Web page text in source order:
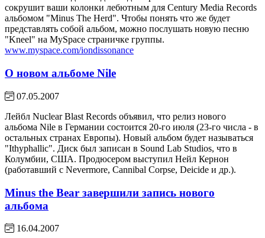
сокрушит ваши колонки лебютным для Century Media Records
альбомом "Minus The Herd". Чтобы понять что же будет
представлять собой альбом, можно послушать новую песню
"Kneel" на MySpace страничке группы.
www.myspace.com/iondissonance
О новом альбоме Nile
07.05.2007
Лейбл Nuclear Blast Records объявил, что релиз нового
альбома Nile в Германии состоится 20-го июля (23-го числа - в
остальных странах Европы). Новый альбом будет называться
"Ithyphallic". Диск был записан в Sound Lab Studios, что в
Колумбии, США. Продюсером выступил Нейл Кернон
(работавший с Nevermore, Cannibal Corpse, Deicide и др.).
Minus the Bear завершили запись нового
альбома
16.04.2007